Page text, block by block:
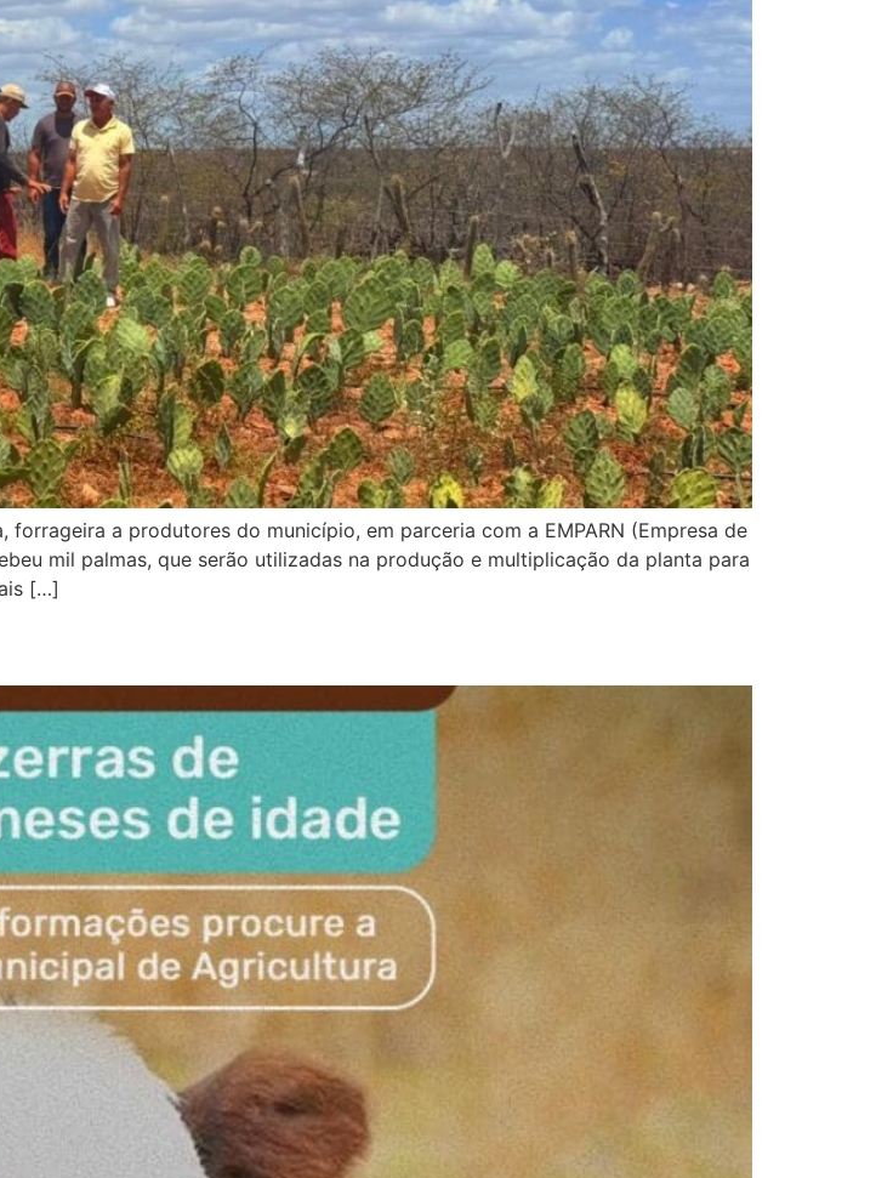
a produtores do município, em parceria com a EMPARN (Empresa de
mil palmas, que serão utilizadas na produção e multiplicação da planta para
[…]